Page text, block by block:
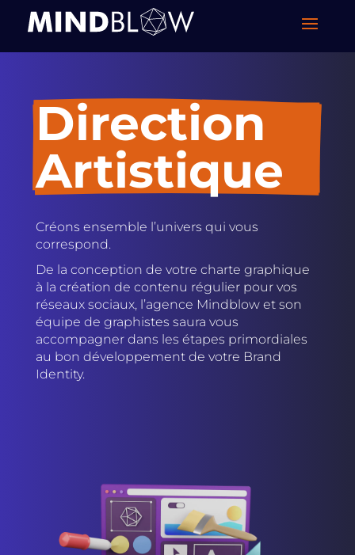
Direction
Artistique
Créons ensemble l’univers qui vous
correspond.
De la conception de votre charte graphique
à la création de contenu régulier pour vos
réseaux sociaux, l’agence Mindblow et son
équipe de graphistes saura vous
accompagner dans les étapes primordiales
au bon développement de votre Brand
Identity.